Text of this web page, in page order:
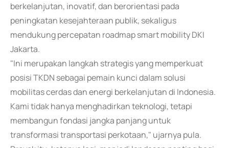
berkelanjutan, inovatif, dan berorientasi pada
peningkatan kesejahteraan publik, sekaligus
mendukung percepatan roadmap smart mobility DKI
Jakarta.
"Ini merupakan langkah strategis yang memperkuat
posisi TKDN sebagai pemain kunci dalam solusi
mobilitas cerdas dan energi berkelanjutan di Indonesia.
Kami tidak hanya menghadirkan teknologi, tetapi
membangun fondasi jangka panjang untuk
transformasi transportasi perkotaan," ujarnya pula.